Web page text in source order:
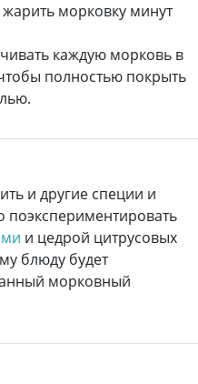
морковку минут
каждую морковь в
полностью покрыть
и другие специи и
и цедрой цитрусовых
блюду будет
морковный